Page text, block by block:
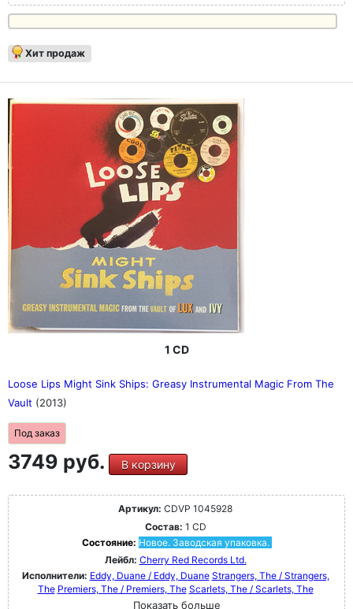
Хит продаж
1 CD
Loose Lips Might Sink Ships: Greasy Instrumental Magic From The
Vault (2013)
Под заказ
3749 руб. В корзину
Артикул: CDVP 1045928
Состав: 1 CD
Состояние: Новое. Заводская упаковка.
Лейбл: Cherry Red Records Ltd.
Исполнители: Eddy, Duane / Eddy, Duane Strangers, The / Strangers,
The Premiers, The / Premiers, The Scarlets, The / Scarlets, The
Показать больше